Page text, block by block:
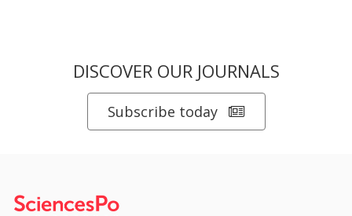
DISCOVER OUR JOURNALS
Subscribe today